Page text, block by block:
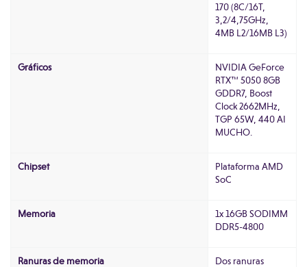
170 (8C/16T,
3,2/4,75GHz,
4MB L2/16MB L3)
Gráficos
NVIDIA GeForce
RTX™ 5050 8GB
GDDR7, Boost
Clock 2662MHz,
TGP 65W, 440 AI
MUCHO.
Chipset
Plataforma AMD
SoC
Memoria
1x 16GB SODIMM
DDR5-4800
Ranuras de memoria
Dos ranuras